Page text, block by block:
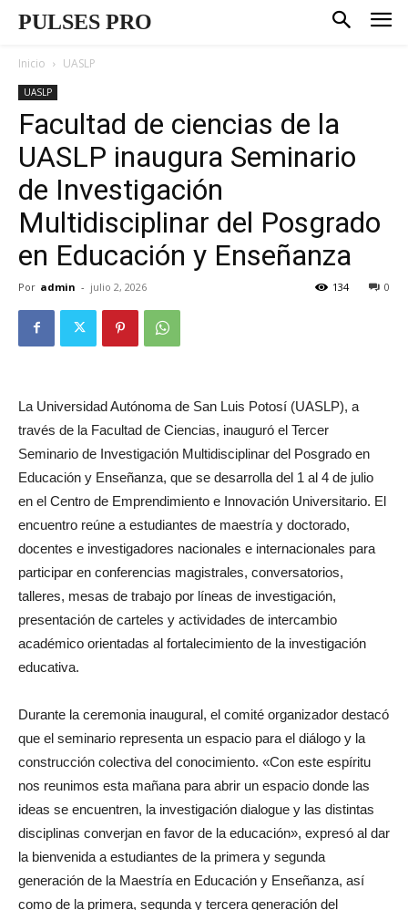
PULSES PRO
Inicio UASLP
UASLP
Facultad de ciencias de la
UASLP inaugura Seminario
de Investigación
Multidisciplinar del Posgrado
en Educación y Enseñanza
Por admin - julio 2, 2026 0
134
La Universidad Autónoma de San Luis Potosí (UASLP), a
través de la Facultad de Ciencias, inauguró el Tercer
Seminario de Investigación Multidisciplinar del Posgrado en
Educación y Enseñanza, que se desarrolla del 1 al 4 de julio
en el Centro de Emprendimiento e Innovación Universitario. El
encuentro reúne a estudiantes de maestría y doctorado,
docentes e investigadores nacionales e internacionales para
participar en conferencias magistrales, conversatorios,
talleres, mesas de trabajo por líneas de investigación,
presentación de carteles y actividades de intercambio
académico orientadas al fortalecimiento de la investigación
educativa.
Durante la ceremonia inaugural, el comité organizador destacó
que el seminario representa un espacio para el diálogo y la
construcción colectiva del conocimiento. «Con este espíritu
nos reunimos esta mañana para abrir un espacio donde las
ideas se encuentren, la investigación dialogue y las distintas
disciplinas converjan en favor de la educación», expresó al dar
la bienvenida a estudiantes de la primera y segunda
generación de la Maestría en Educación y Enseñanza, así
como de la primera, segunda y tercera generación del